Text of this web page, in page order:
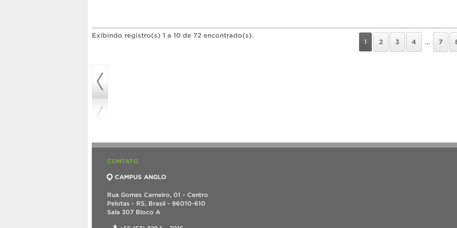
Exibindo registro(s) 1 a 10 de 72 encontrado(s).
1
2 3 4 … 7
CONTATO
CAMPUS ANGLO
Rua Gomes Carneiro, 01 - Centro
Pelotas - RS, Brasil - 96010-610
Sala 307 Bloco A